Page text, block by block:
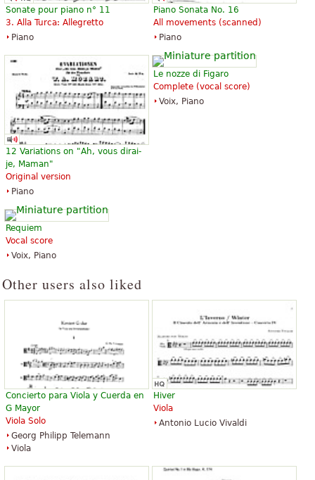
8,66 €
Piano, Violin
8,71 €
Piano Solo
Eine Kleine Nachtmusik (Easy
Piano)
10,40 €
Piano
Eine kleine Nachtmusik
12,15 €
Baerenreiter Verlag
Streicher G-Dur KV 525
Baerenreiter Verlag
16,50 €
Theodore Presser Company
Sonate pour piano n° 11
3. Alla Turca: Allegretto
Piano
Piano Sonata No. 16
All movements (scanned)
Piano
12 Variations on "Ah, vous dirai-
je, Maman"
Original version
Piano
Le nozze di Figaro
Complete (vocal score)
Voix, Piano
Requiem
Vocal score
Voix, Piano
Other users also liked
Concierto para Viola y Cuerda en
G Mayor
Viola Solo
Georg Philipp Telemann
Viola
Hiver
Viola
Antonio Lucio Vivaldi